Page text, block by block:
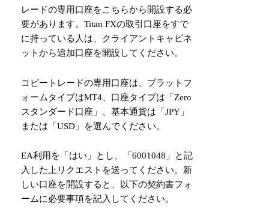
レードの専用口座をこちらから 開設する必
要があります。Titan FXの取引口座をすで
に持っている人は、クライアントキャビネ
ットから追加口座を開設してください。
コピートレードの専用口座は、プラットフ
ォームタイプはMT4、口座タイプは「Zero
スタンダード口座」、基本通貨は「JPY」
または「USD」を選んでください。
EA利用を「はい」とし、「6001048」と記
入した上リクエストを送ってください。新
しい口座を開設すると、以下の契約書フォ
ームに必要事項を記入してください。